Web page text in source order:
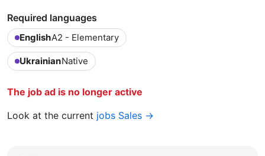
Required languages
EnglishA2 - Elementary
UkrainianNative
The job ad is no longer active
Look at the current jobs Sales →